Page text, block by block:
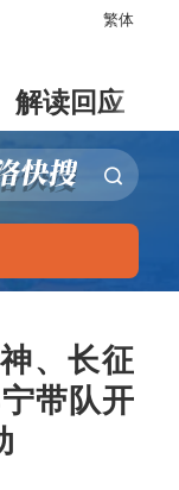
繁体
解读回应
、长征
带队开